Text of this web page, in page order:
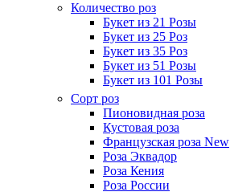
Количество роз
Букет из 21 Розы
Букет из 25 Роз
Букет из 35 Роз
Букет из 51 Розы
Букет из 101 Розы
Сорт роз
Пионовидная роза
Кустовая роза
Французская роза New
Роза Эквадор
Роза Кения
Роза России